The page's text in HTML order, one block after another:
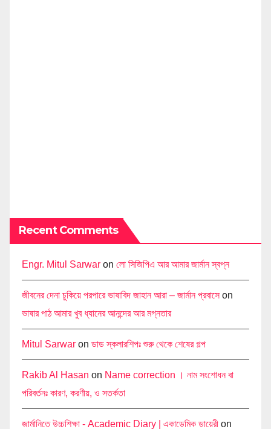
Recent Comments
Engr. Mitul Sarwar on লো সিজিপিএ আর আমার জার্মান স্বপ্ন
জীবনের দেনা চুকিয়ে পরপারে ভাষাবিদ জাহান আরা – জার্মান প্রবাসেon
ভাষার পাঠ আমার খুব ধ্যানের আনন্দের আর মগ্নতার
Mitul Sarwar on ডাড স্কলারশিপঃ শুরু থেকে শেষের গল্প
Rakib Al Hasan on Name correction । নাম সংশোধন বা
পরিবর্তনঃ কারণ, করণীয়, ও সতর্কতা
জার্মানিতে উচ্চশিক্ষা - Academic Diary | একাডেমিক ডায়েরী on